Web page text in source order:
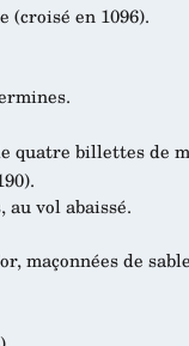
(croisé en 1096).
quatre billettes de
au vol abaissé.
maçonnées de